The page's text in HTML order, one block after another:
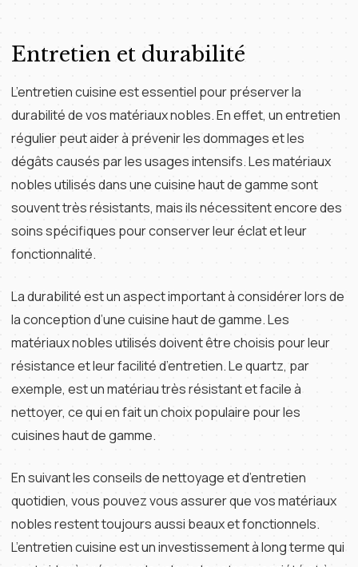
Entretien et durabilité
L’entretien cuisine est essentiel pour préserver la
durabilité de vos matériaux nobles. En effet, un entretien
régulier peut aider à prévenir les dommages et les
dégâts causés par les usages intensifs. Les matériaux
nobles utilisés dans une cuisine haut de gamme sont
souvent très résistants, mais ils nécessitent encore des
soins spécifiques pour conserver leur éclat et leur
fonctionnalité.
La durabilité est un aspect important à considérer lors de
la conception d’une cuisine haut de gamme. Les
matériaux nobles utilisés doivent être choisis pour leur
résistance et leur facilité d’entretien. Le quartz, par
exemple, est un matériau très résistant et facile à
nettoyer, ce qui en fait un choix populaire pour les
cuisines haut de gamme.
En suivant les conseils de nettoyage et d’entretien
quotidien, vous pouvez vous assurer que vos matériaux
nobles restent toujours aussi beaux et fonctionnels.
L’entretien cuisine est un investissement à long terme qui